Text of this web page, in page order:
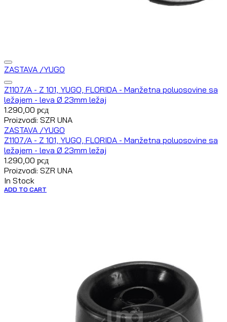
ZASTAVA /YUGO
Z1107/A - Z 101, YUGO, FLORIDA - Manžetna poluosovine sa
ležajem - leva Ø 23mm ležaj
1.290,00 рсд
Proizvodi: SZR UNA
ZASTAVA /YUGO
Z1107/A - Z 101, YUGO, FLORIDA - Manžetna poluosovine sa
ležajem - leva Ø 23mm ležaj
1.290,00 рсд
Proizvodi: SZR UNA
In Stock
ADD TO CART